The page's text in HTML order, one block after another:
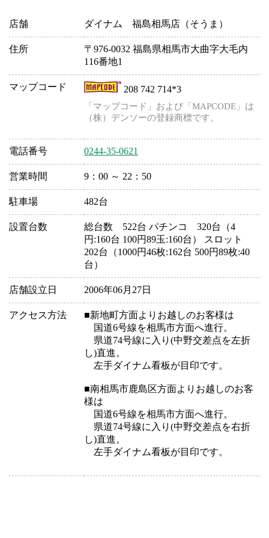
店舗 ダイナム 福島相馬店（そうま）
住所
〒976-0032 福島県相馬市大曲字大毛内
116番地1
マップコード 208 742 714*3
「マップコード」および「MAPCODE」は
（株）デンソーの登録商標です。
電話番号 0244-35-0621
営業時間 9：00 ～ 22：50
駐車場 482台
設置台数
総台数 522台 パチンコ 320台（4
円:160台 100円89玉:160台） スロット
202台（1000円46枚:162台 500円89枚:40
台）
店舗設立日 2006年06月27日
アクセス方法
■新地町方面よりお越しのお客様は
国道6号線を相馬市方面へ進行。
県道74号線に入り(中野交差点を左折
し)直進。
左手ダイナム看板が目印です。
■南相馬市鹿島区方面よりお越しのお客
様は
国道6号線を相馬市方面へ進行。
県道74号線に入り(中野交差点を右折
し)直進。
左手ダイナム看板が目印です。